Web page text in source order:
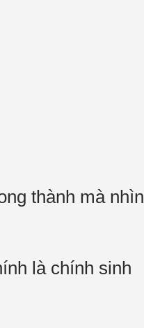
thành mà nhìn
là chính sinh